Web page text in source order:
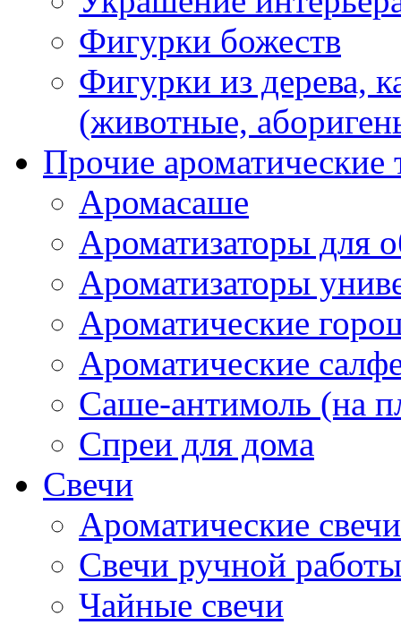
Фигурки божеств
Фигурки из дерева,
(животные,
Прочие ароматические
Аромасаше
Ароматизаторы для
Ароматизаторы
Ароматические
Ароматические
Саше-антимоль (на
Спреи для дома
Свечи
Ароматические свечи
Свечи ручной работы
Чайные свечи